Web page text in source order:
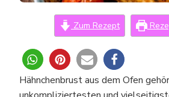
Zum Rezept
0
Hähnchenbrust aus dem Ofen